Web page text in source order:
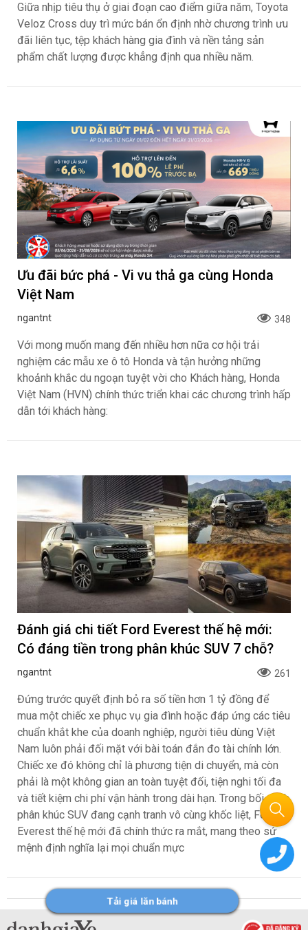
Giữa nhịp tiêu thụ ở giai đoạn cao điểm giữa năm, Toyota
Veloz Cross duy trì mức bán ổn định nhờ chương trình ưu
đãi liên tục, tệp khách hàng gia đình và nền tảng sản
phẩm chất lượng được khẳng định qua nhiều năm.
Ưu đãi bức phá - Vi vu thả ga cùng Honda
Việt Nam
ngantnt 348
Với mong muốn mang đến nhiều hơn nữa cơ hội trải
nghiệm các mẫu xe ô tô Honda và tận hưởng những
khoảnh khắc du ngoạn tuyệt vời cho Khách hàng, Honda
Việt Nam (HVN) chính thức triển khai các chương trình hấp
dẫn tới khách hàng:
Đánh giá chi tiết Ford Everest thế hệ mới:
Có đáng tiền trong phân khúc SUV 7 chỗ?
ngantnt 261
Đứng trước quyết định bỏ ra số tiền hơn 1 tỷ đồng để
mua một chiếc xe phục vụ gia đình hoặc đáp ứng các tiêu
chuẩn khắt khe của doanh nghiệp, người tiêu dùng Việt
Nam luôn phải đối mặt với bài toán đắn đo tài chính lớn.
Chiếc xe đó không chỉ là phương tiện di chuyển, mà còn
phải là một không gian an toàn tuyệt đối, tiện nghi tối đa
và tiết kiệm chi phí vận hành trong dài hạn. Trong bối cảnh
phân khúc SUV đang cạnh tranh vô cùng khốc liệt, Ford
Everest thế hệ mới đã chính thức ra mắt, mang theo sứ
mệnh định nghĩa lại mọi chuẩn mực
Tải giá lăn bánh